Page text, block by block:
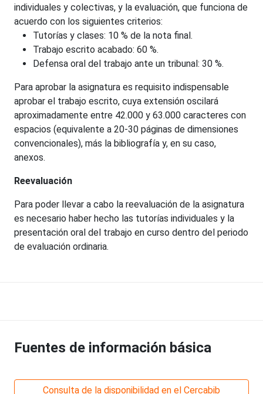
individuales y colectivas, y la evaluación, que funciona de
acuerdo con los siguientes criterios:
Tutorías y clases: 10 % de la nota final.
Trabajo escrito acabado: 60 %.
Defensa oral del trabajo ante un tribunal: 30 %.
Para aprobar la asignatura es requisito indispensable
aprobar el trabajo escrito, cuya extensión oscilará
aproximadamente entre 42.000 y 63.000 caracteres con
espacios (equivalente a 20-30 páginas de dimensiones
convencionales), más la bibliografía y, en su caso,
anexos.
Reevaluación
Para poder llevar a cabo la reevaluación de la asignatura
es necesario haber hecho las tutorías individuales y la
presentación oral del trabajo en curso dentro del periodo
de evaluación ordinaria.
Fuentes de información básica
Consulta de la disponibilidad en el Cercabib